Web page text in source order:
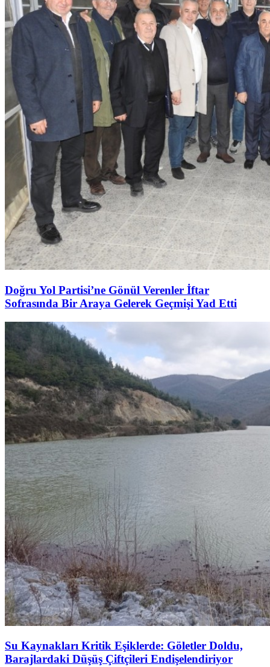
Doğru Yol Partisi’ne Gönül Verenler İftar
Sofrasında Bir Araya Gelerek Geçmişi Yad Etti
Su Kaynakları Kritik Eşiklerde: Göletler Doldu,
Barajlardaki Düşüş Çiftçileri Endişelendiriyor